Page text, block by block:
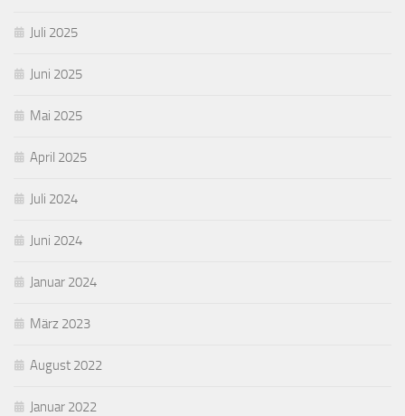
Juli 2025
Juni 2025
Mai 2025
April 2025
Juli 2024
Juni 2024
Januar 2024
März 2023
August 2022
Januar 2022